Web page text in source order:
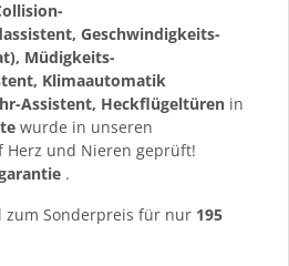
Geschwindigkeits-
Müdigkeits-
Klimaautomatik
Assistent, Heckflügeltüren in
wurde in unseren
Herz und Nieren geprüft!
.
zum Sonderpreis für nur 195